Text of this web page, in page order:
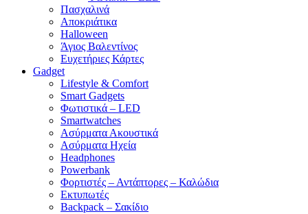
Πασχαλινά
Αποκριάτικα
Halloween
Άγιος Βαλεντίνος
Ευχετήριες Κάρτες
Gadget
Lifestyle & Comfort
Smart Gadgets
Φωτιστικά – LED
Smartwatches
Ασύρματα Ακουστικά
Ασύρματα Ηχεία
Headphones
Powerbank
Φορτιστές – Αντάπτορες – Καλώδια
Εκτυπωτές
Backpack – Σακίδιο